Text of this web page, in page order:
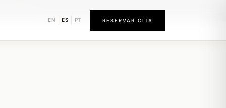
EN ES PT RESERVAR CITA